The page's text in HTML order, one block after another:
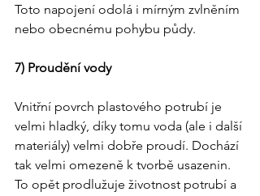
Toto napojení odolá i mírným zvlněním
nebo obecnému pohybu půdy.
7) Proudění vody
Vnitřní povrch plastového potrubí je
velmi hladký, díky tomu voda (ale i další
materiály) velmi dobře proudí. Dochází
tak velmi omezeně k tvorbě usazenin.
To opět prodlužuje životnost potrubí a